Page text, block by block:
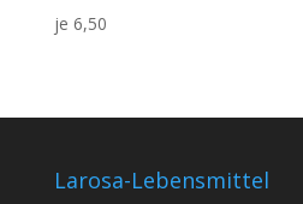
je 6,50
Larosa-Lebensmittel